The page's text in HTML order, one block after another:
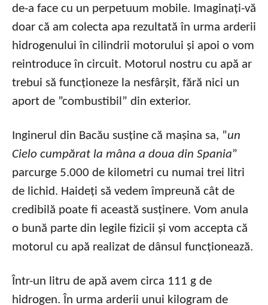
de-a face cu un perpetuum mobile. Imaginați-vă
doar că am colecta apa rezultată în urma arderii
hidrogenului în cilindrii motorului și apoi o vom
reintroduce în circuit. Motorul nostru cu apă ar
trebui să funcționeze la nesfârșit, fără nici un
aport de ”combustibil” din exterior.
Inginerul din Bacău susține că mașina sa, ”un
Cielo cumpărat la mâna a doua din Spania”
parcurge 5.000 de kilometri cu numai trei litri
de lichid. Haideți să vedem împreună cât de
credibilă poate fi această susținere. Vom anula
o bună parte din legile fizicii și vom accepta că
motorul cu apă realizat de dânsul funcționează.
Într-un litru de apă avem circa 111 g de
hidrogen. În urma arderii unui kilogram de